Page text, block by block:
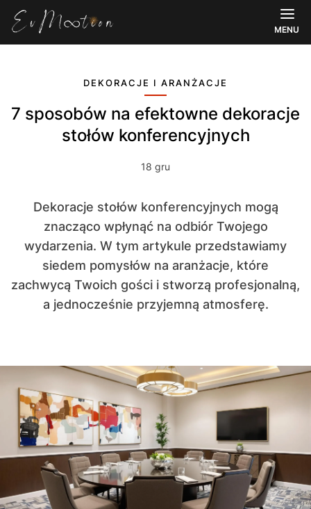
MENU
DEKORACJE I ARANŻACJE
7 sposobów na efektowne dekoracje
stołów konferencyjnych
18 gru
Dekoracje stołów konferencyjnych mogą
znacząco wpłynąć na odbiór Twojego
wydarzenia. W tym artykule przedstawiamy
siedem pomysłów na aranżacje, które
zachwycą Twoich gości i stworzą profesjonalną,
a jednocześnie przyjemną atmosferę.